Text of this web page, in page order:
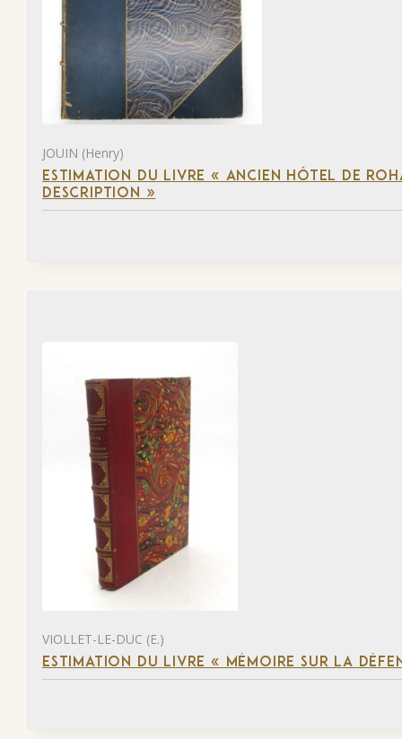
JOUIN (Henry)
ESTIMATION DU LIVRE « ANCIEN HÔTEL DE
DESCRIPTION »
VIOLLET-LE-DUC (E.)
ESTIMATION DU LIVRE « MÉMOIRE SUR LA